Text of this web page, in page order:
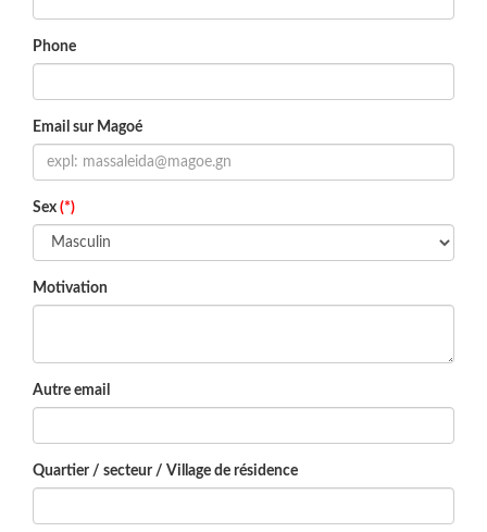
Phone
Email sur Magoé
Sex (*)
Motivation
Autre email
Quartier / secteur / Village de résidence